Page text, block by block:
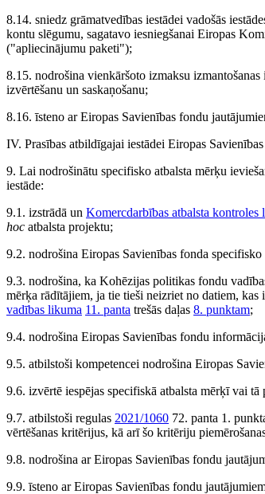
8.14. sniedz grāmatvedības iestādei vadošās
kontu slēgumu, sagatavo iesniegšanai Eiropas
("apliecinājumu paketi");
8.15. nodrošina vienkāršoto izmaksu
izvērtēšanu un saskaņošanu;
8.16. īsteno ar Eiropas Savienības fondu
IV. Prasības atbildīgajai iestādei Eiropas
9. Lai nodrošinātu specifisko atbalsta mērķu
iestāde:
9.1. izstrādā un Komercdarbības atbalsta kontroles
hoc atbalsta projektu;
9.2. nodrošina Eiropas Savienības fonda
9.3. nodrošina, ka Kohēzijas politikas fondu
mērķa rādītājiem, ja tie tieši neizriet no datiem, kas
vadības likuma 11. panta trešās daļas 8. punktam;
9.4. nodrošina Eiropas Savienības fondu
9.5. atbilstoši kompetencei nodrošina Eiropas
9.6. izvērtē iespējas specifiskā atbalsta mērķī vai
9.7. atbilstoši regulas 2021/1060 72. panta 1.
vērtēšanas kritērijus, kā arī šo kritēriju
9.8. nodrošina ar Eiropas Savienības fondu
9.9. īsteno ar Eiropas Savienības fondu